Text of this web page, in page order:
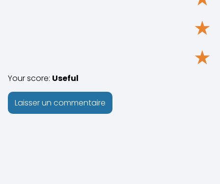
★
★
Your score: Useful